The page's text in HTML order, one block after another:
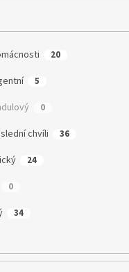
20
5
0
chvíli 36
24
0
34